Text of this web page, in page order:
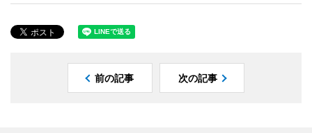
前の記事 次の記事